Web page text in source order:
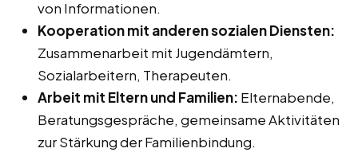
von Informationen.
Kooperation mit anderen sozialen Diensten:
Zusammenarbeit mit Jugendämtern,
Sozialarbeitern, Therapeuten.
Arbeit mit Eltern und Familien: Elternabende,
Beratungsgespräche, gemeinsame Aktivitäten
zur Stärkung der Familienbindung.